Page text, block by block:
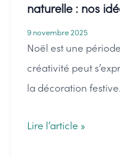
naturelle : nos
9 novembre 2025
Noël est une
créativité peut
la décoration
Fabriquer
Lire l’article »